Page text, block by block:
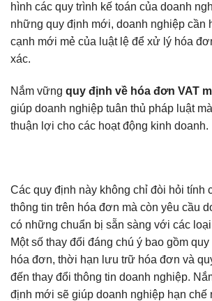
hình các quy trình kế toán của doanh
những quy định mới, doanh nghiệp cần
cạnh mới mẻ của luật lệ để xử lý hóa
xác.
Nắm vững quy định về hóa đơn VAT
giúp doanh nghiệp tuân thủ pháp luật
thuận lợi cho các hoạt động kinh doanh.
Các quy định này không chỉ đòi hỏi tính
thông tin trên hóa đơn mà còn yêu cầu
có những chuẩn bị sẵn sàng với các
Một số thay đổi đáng chú ý bao gồm
hóa đơn, thời hạn lưu trữ hóa đơn và
đến thay đổi thông tin doanh nghiệp.
định mới sẽ giúp doanh nghiệp hạn chế